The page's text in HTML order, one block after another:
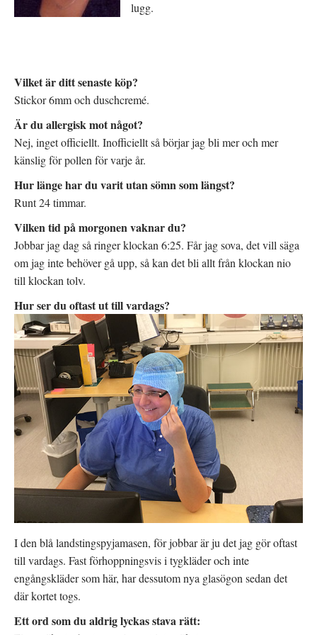
lugg.
Vilket är ditt senaste köp?
Stickor 6mm och duschcremé.
Är du allergisk mot något?
Nej, inget officiellt. Inofficiellt så börjar jag bli mer och mer
känslig för pollen för varje år.
Hur länge har du varit utan sömn som längst?
Runt 24 timmar.
Vilken tid på morgonen vaknar du?
Jobbar jag dag så ringer klockan 6:25. Får jag sova, det vill säga
om jag inte behöver gå upp, så kan det bli allt från klockan nio
till klockan tolv.
Hur ser du oftast ut till vardags?
I den blå landstingspyjamasen, för jobbar är ju det jag gör oftast
till vardags. Fast förhoppningsvis i tygkläder och inte
engångskläder som här, har dessutom nya glasögon sedan det
där kortet togs.
Ett ord som du aldrig lyckas stava rätt: